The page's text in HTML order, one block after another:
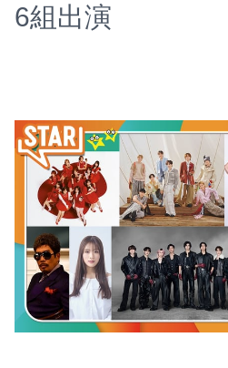
6組出演